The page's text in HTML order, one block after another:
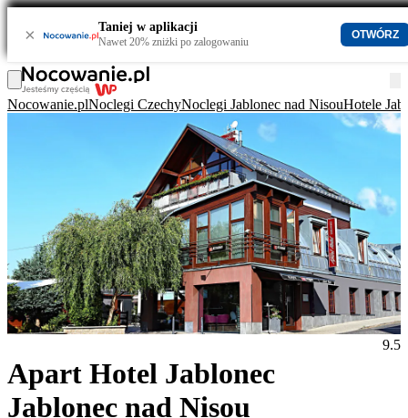
× Taniej w aplikacji
Nawet 20% zniżki po zalogowaniu
OTWÓRZ
Nocowanie.plNoclegi CzechyNoclegi Jablonec nad NisouHotele
Apart Hotel Jablonec
Jablonec nad Nisou
9.5